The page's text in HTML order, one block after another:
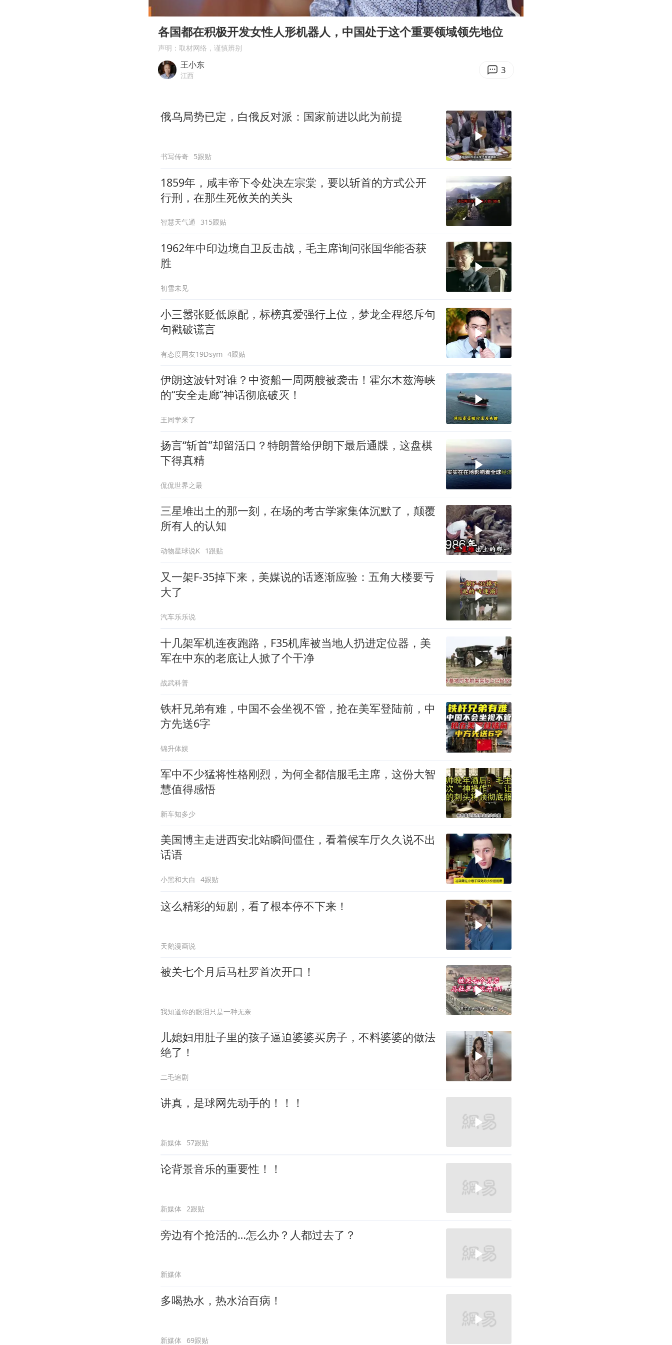
国足U17与阿森纳决赛取消 并列冠军
上门女婿出轨女邻居多年被判重婚罪
乌称俄袭击敖德萨致部分区域停电
13:45
Enter
各国都在积极开发女性人形机器人，中国处于这个重要领域领先地位
声明：取材网络，谨慎辨别
王小东
江西 3
俄乌局势已定，白俄反对派：国家前进以此为前提
书写传奇 5跟贴
1859年，咸丰帝下令处决左宗棠，要以斩首的方式公开
行刑，在那生死攸关的关头
智慧天气通 315跟贴
1962年中印边境自卫反击战，毛主席询问张国华能否获
胜
初雪未见
小三嚣张贬低原配，标榜真爱强行上位，梦龙全程怒斥句
句戳破谎言
有态度网友19Dsym 4跟贴
伊朗这波针对谁？中资船一周两艘被袭击！霍尔木兹海峡
的“安全走廊”神话彻底破灭！
王同学来了
扬言“斩首”却留活口？特朗普给伊朗下最后通牒，这盘棋
下得真精
侃侃世界之最
三星堆出土的那一刻，在场的考古学家集体沉默了，颠覆
所有人的认知
动物星球说K 1跟贴
又一架F-35掉下来，美媒说的话逐渐应验：五角大楼要亏
大了
汽车乐乐说
十几架军机连夜跑路，F35机库被当地人扔进定位器，美
军在中东的老底让人掀了个干净
战武科普
铁杆兄弟有难，中国不会坐视不管，抢在美军登陆前，中
方先送6字
锦升体娱
军中不少猛将性格刚烈，为何全都信服毛主席，这份大智
慧值得感悟
新车知多少
美国博主走进西安北站瞬间僵住，看着候车厅久久说不出
话语
小黑和大白 4跟贴
这么精彩的短剧，看了根本停不下来！
天鹅漫画说
被关七个月后马杜罗首次开口！
我知道你的眼泪只是一种无奈
儿媳妇用肚子里的孩子逼迫婆婆买房子，不料婆婆的做法
绝了！
二毛追剧
讲真，是球网先动手的！！！
新媒体 57跟贴
论背景音乐的重要性！！
新媒体 2跟贴
旁边有个抢活的…怎么办？人都过去了？
新媒体
多喝热水，热水治百病！
新媒体 69跟贴